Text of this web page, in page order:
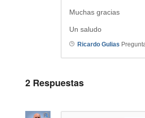
Muchas gracias
Un saludo
Ricardo Gulias
2 Respuestas